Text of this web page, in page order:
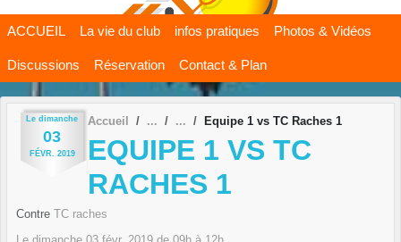
ACCUEIL La vie du club infos pratiques Photos & Vidéos
Discussions Réservation Contact & Plan
Le dimanche
03
FÉVR. 2019
Accueil Equipe 1 vs TC Raches 1
EQUIPE 1 VS TC
RACHES 1
Contre TC raches